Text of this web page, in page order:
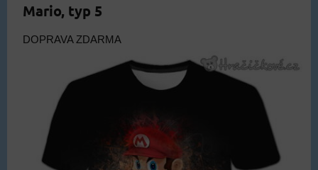
Mario, typ 5
DOPRAVA ZDARMA